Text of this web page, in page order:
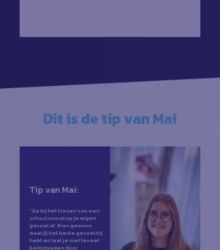
Dit is de tip van Mai
Tip van Mai:
“Ga bij het kiezen van een
school vooral op je eigen
gevoel af. Kies gewoon
waar jij het beste gevoel bij
hebt en laat je niet teveel
beïnvloeden door